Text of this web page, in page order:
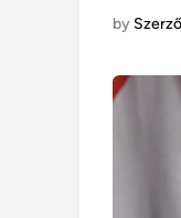
by Szerző